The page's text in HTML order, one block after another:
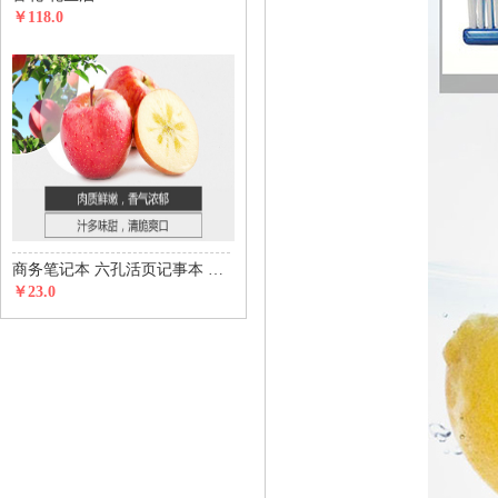
￥118.0
商务笔记本 六孔活页记事本 五金磁铁搭扣款
￥23.0